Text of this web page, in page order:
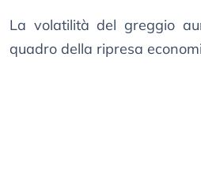
La volatilità del greggio
quadro della ripresa